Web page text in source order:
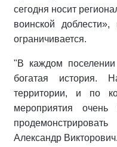
сегодня носит
воинской
ограничивается.
"В каждом
богатая
территории, и по
мероприятия
Александр Викторович.